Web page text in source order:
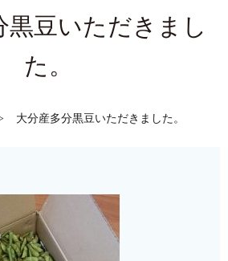
黒豆いただきまし
た。
大分産多分黒豆いただきました。